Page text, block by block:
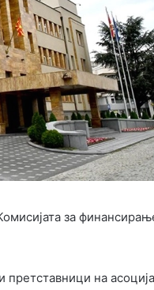
за
претставници на